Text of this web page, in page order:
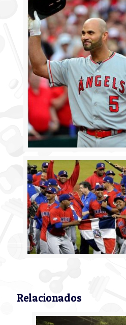
Relacionados